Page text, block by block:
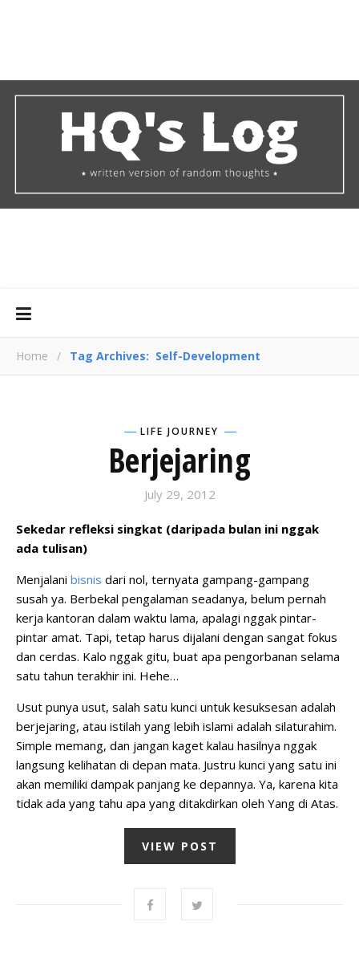
Home / Tag Archives: Self-Development
LIFE JOURNEY
Berjejaring
July 29, 2012
Sekedar refleksi singkat (daripada bulan ini nggak
ada tulisan)
Menjalani bisnis dari nol, ternyata gampang-gampang
susah ya. Berbekal pengalaman seadanya, belum pernah
kerja kantoran dalam waktu lama, apalagi nggak pintar-
pintar amat. Tapi, tetap harus dijalani dengan sangat fokus
dan cerdas. Kalo nggak gitu, buat apa pengorbanan selama
satu tahun terakhir ini. Hehe…
Usut punya usut, salah satu kunci untuk kesuksesan adalah
berjejaring, atau istilah yang lebih islami adalah silaturahim.
Simple memang, dan jangan kaget kalau hasilnya nggak
langsung kelihatan di depan mata. Justru kunci yang satu ini
akan memiliki dampak panjang ke depannya. Ya, karena kita
tidak ada yang tahu apa yang ditakdirkan oleh Yang di Atas.
VIEW POST